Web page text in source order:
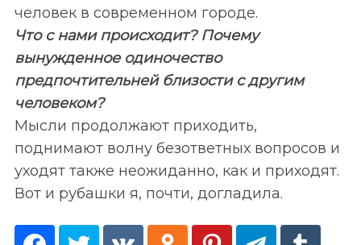
человек в современном городе.
Что с нами происходит? Почему
вынужденное одиночество
предпочтительней близости с другим
человеком?
Мысли продолжают приходить,
поднимают волну безответных вопросов и
уходят также неожиданно, как и приходят.
Вот и рубашки я, почти, догладила.